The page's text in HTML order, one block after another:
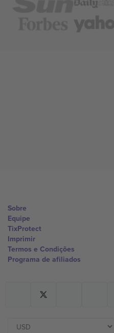
Sobre
Equipe
TixProtect
Imprimir
Termos e Condições
Programa de afiliados